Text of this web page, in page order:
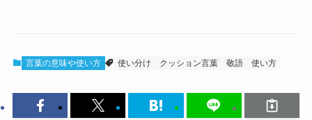
言葉の意味や使い方 使い分け クッション言葉 敬語 使い方